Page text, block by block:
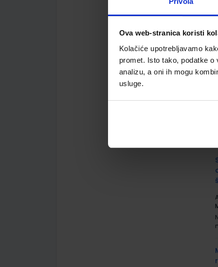
Ova web-stranica koristi
Kolačiće upotrebljavamo
promet. Isto tako, podatke
analizu, a oni ih mogu
usluge.